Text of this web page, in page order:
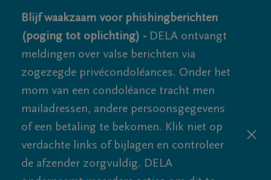
Blijf waakzaam voor phishingberichten
(poging tot oplichting) - DELA ontvangt
meldingen over valse berichten via
zogezegde privécondoléances. Onder het
mom van een condoléance tracht men
mailadressen, andere persoonsgegevens
of een betaling te bekomen. Klik niet op
verdachte links of bijlagen en controleer
de afzender zorgvuldig. DELA